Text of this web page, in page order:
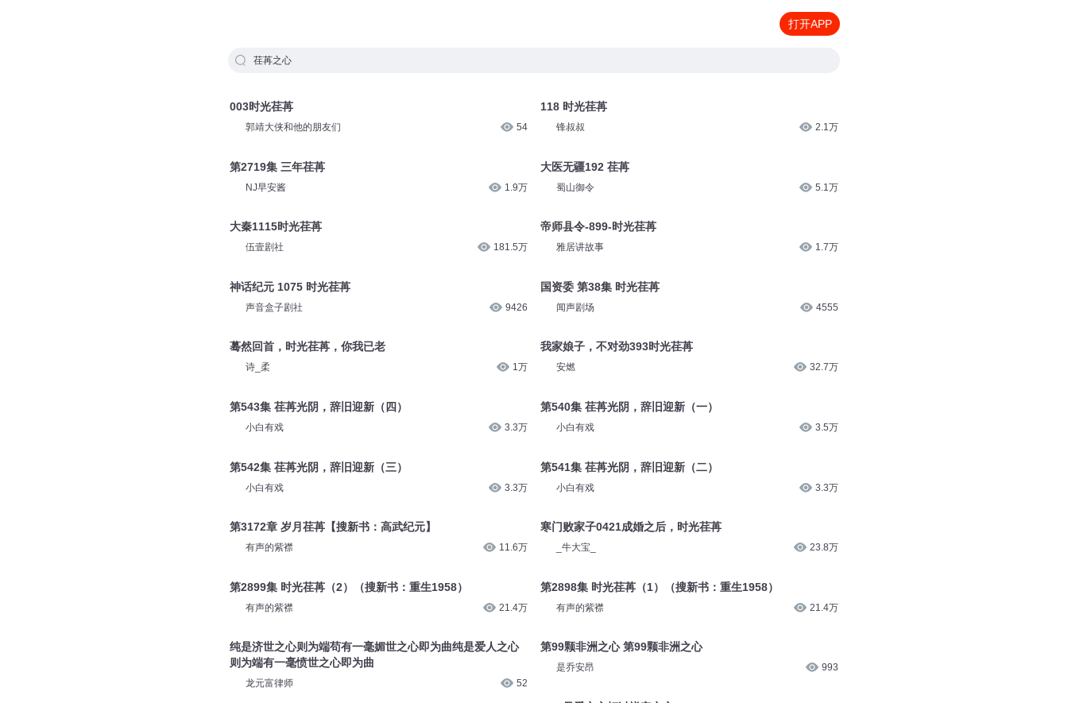
打开APP
荏苒之心
003时光荏苒
郭靖大侠和他的朋友们 54
第2719集 三年荏苒
NJ早安酱 1.9万
大秦1115时光荏苒
伍壹剧社 181.5万
神话纪元 1075 时光荏苒
声音盒子剧社 9426
蓦然回首，时光荏苒，你我已老
诗_柔 1万
第543集 荏苒光阴，辞旧迎新（四）
小白有戏 3.3万
第542集 荏苒光阴，辞旧迎新（三）
小白有戏 3.3万
第3172章 岁月荏苒【搜新书：高武纪元】
有声的紫襟 11.6万
第2899集 时光荏苒（2）（搜新书：重生1958）
有声的紫襟 21.4万
纯是济世之心则为端苟有一毫媚世之心即为曲纯是爱人之心
则为端有一毫愤世之心即为曲
龙元富律师 52
118 时光荏苒
锋叔叔 2.1万
大医无疆192 荏苒
蜀山御令 5.1万
帝师县令-899-时光荏苒
雅居讲故事 1.7万
国资委 第38集 时光荏苒
闻声剧场 4555
我家娘子，不对劲393时光荏苒
安燃 32.7万
第540集 荏苒光阴，辞旧迎新（一）
小白有戏 3.5万
第541集 荏苒光阴，辞旧迎新（二）
小白有戏 3.3万
寒门败家子0421成婚之后，时光荏苒
_牛大宝_ 23.8万
第2898集 时光荏苒（1）（搜新书：重生1958）
有声的紫襟 21.4万
第99颗非洲之心 第99颗非洲之心
是乔安昂 993